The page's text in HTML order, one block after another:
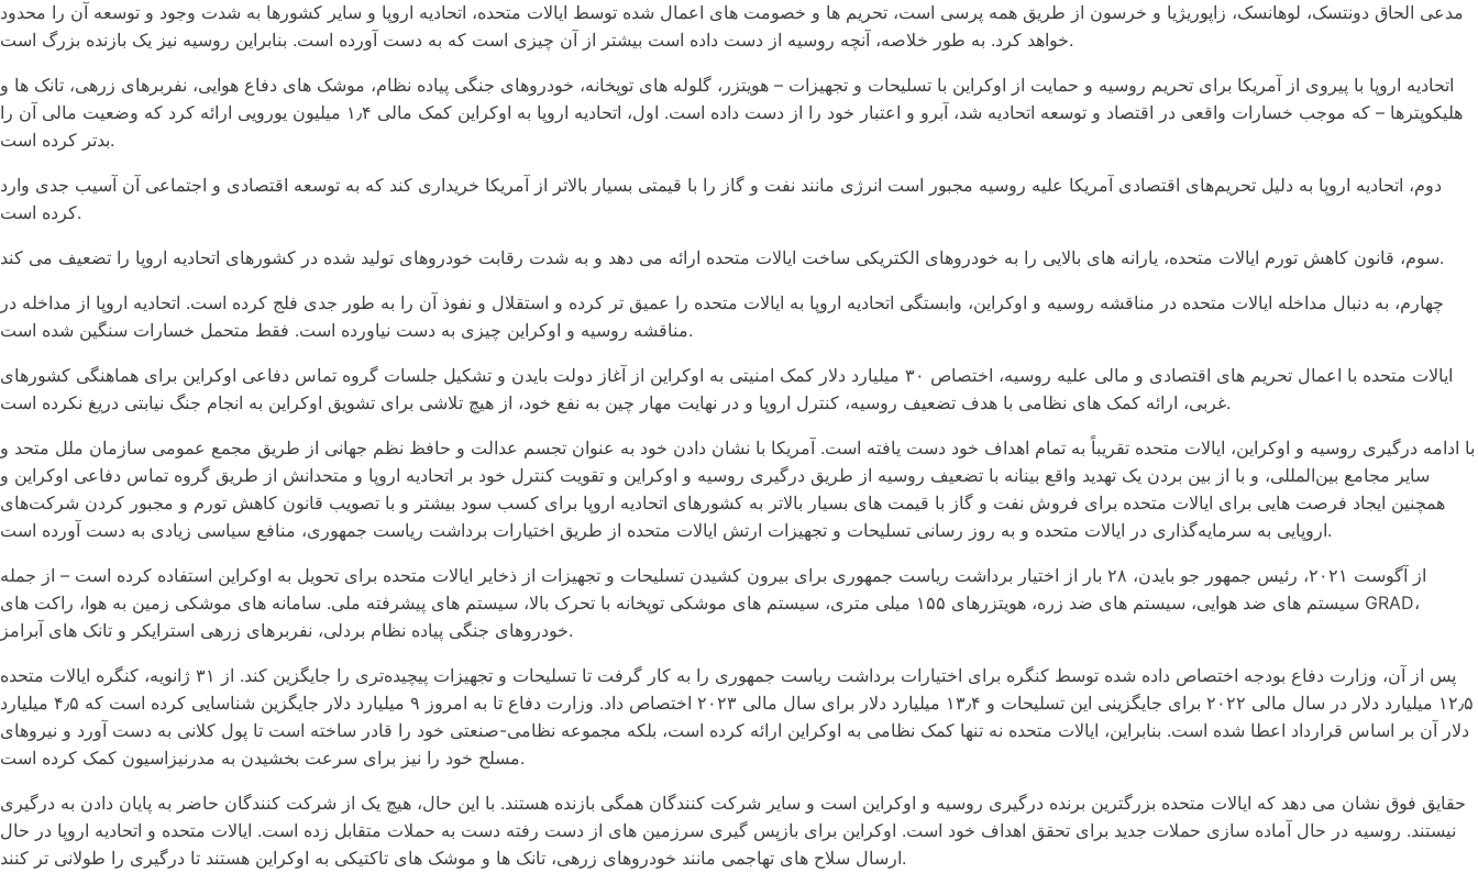
مدعی الحاق دونتسک، لوهانسک، زاپوریژیا و خرسون از طریق همه پرسی است، تحریم ها و خصومت های اعمال شده توسط ایالات متحده، اتحادیه اروپا و سایر کشورها به شدت وجود و توسعه آن را محدود
خواهد کرد. به طور خلاصه، آنچه روسیه از دست داده است بیشتر از آن چیزی است که به دست آورده است. بنابراین روسیه نیز یک بازنده بزرگ است.
اتحادیه اروپا با پیروی از آمریکا برای تحریم روسیه و حمایت از اوکراین با تسلیحات و تجهیزات – هویتزر، گلوله های توپخانه، خودروهای جنگی پیاده نظام، موشک های دفاع هوایی، نفربرهای زرهی، تانک ها و
هلیکوپترها – که موجب خسارات واقعی در اقتصاد و توسعه اتحادیه شد، آبرو و اعتبار خود را از دست داده است. اول، اتحادیه اروپا به اوکراین کمک مالی ۱٫۴ میلیون یورویی ارائه کرد که وضعیت مالی آن را
بدتر کرده است.
دوم، اتحادیه اروپا به دلیل تحریم‌های اقتصادی آمریکا علیه روسیه مجبور است انرژی مانند نفت و گاز را با قیمتی بسیار بالاتر از آمریکا خریداری کند که به توسعه اقتصادی و اجتماعی آن آسیب جدی وارد
کرده است.
سوم، قانون کاهش تورم ایالات متحده، یارانه های بالایی را به خودروهای الکتریکی ساخت ایالات متحده ارائه می دهد و به شدت رقابت خودروهای تولید شده در کشورهای اتحادیه اروپا را تضعیف می کند.
چهارم، به دنبال مداخله ایالات متحده در مناقشه روسیه و اوکراین، وابستگی اتحادیه اروپا به ایالات متحده را عمیق تر کرده و استقلال و نفوذ آن را به طور جدی فلج کرده است. اتحادیه اروپا از مداخله در
مناقشه روسیه و اوکراین چیزی به دست نیاورده است. فقط متحمل خسارات سنگین شده است.
ایالات متحده با اعمال تحریم های اقتصادی و مالی علیه روسیه، اختصاص ۳۰ میلیارد دلار کمک امنیتی به اوکراین از آغاز دولت بایدن و تشکیل جلسات گروه تماس دفاعی اوکراین برای هماهنگی کشورهای
غربی، ارائه کمک های نظامی با هدف تضعیف روسیه، کنترل اروپا و در نهایت مهار چین به نفع خود، از هیچ تلاشی برای تشویق اوکراین به انجام جنگ نیابتی دریغ نکرده است.
با ادامه درگیری روسیه و اوکراین، ایالات متحده تقریباً به تمام اهداف خود دست یافته است. آمریکا با نشان دادن خود به عنوان تجسم عدالت و حافظ نظم جهانی از طریق مجمع عمومی سازمان ملل متحد و
سایر مجامع بین‌المللی، و با از بین بردن یک تهدید واقع بینانه با تضعیف روسیه از طریق درگیری روسیه و اوکراین و تقویت کنترل خود بر اتحادیه اروپا و متحدانش از طریق گروه تماس دفاعی اوکراین و
همچنین ایجاد فرصت هایی برای ایالات متحده برای فروش نفت و گاز با قیمت های بسیار بالاتر به کشورهای اتحادیه اروپا برای کسب سود بیشتر و با تصویب قانون کاهش تورم و مجبور کردن شرکت‌های
اروپایی به سرمایه‌گذاری در ایالات متحده و به روز رسانی تسلیحات و تجهیزات ارتش ایالات متحده از طریق اختیارات برداشت ریاست جمهوری، منافع سیاسی زیادی به دست آورده است.
از آگوست ۲۰۲۱، رئیس جمهور جو بایدن، ۲۸ بار از اختیار برداشت ریاست جمهوری برای بیرون کشیدن تسلیحات و تجهیزات از ذخایر ایالات متحده برای تحویل به اوکراین استفاده کرده است – از جمله
سیستم های ضد هوایی، سیستم های ضد زره، هویتزرهای ۱۵۵ میلی متری، سیستم های موشکی توپخانه با تحرک بالا، سیستم های پیشرفته ملی. سامانه های موشکی زمین به هوا، راکت های GRAD،
خودروهای جنگی پیاده نظام بردلی، نفربرهای زرهی استرایکر و تانک های آبرامز.
پس از آن، وزارت دفاع بودجه اختصاص داده شده توسط کنگره برای اختیارات برداشت ریاست جمهوری را به کار گرفت تا تسلیحات و تجهیزات پیچیده‌تری را جایگزین کند. از ۳۱ ژانویه، کنگره ایالات متحده
۱۲٫۵ میلیارد دلار در سال مالی ۲۰۲۲ برای جایگزینی این تسلیحات و ۱۳٫۴ میلیارد دلار برای سال مالی ۲۰۲۳ اختصاص داد. وزارت دفاع تا به امروز ۹ میلیارد دلار جایگزین شناسایی کرده است که ۴٫۵ میلیارد
دلار آن بر اساس قرارداد اعطا شده است. بنابراین، ایالات متحده نه تنها کمک نظامی به اوکراین ارائه کرده است، بلکه مجموعه نظامی-صنعتی خود را قادر ساخته است تا پول کلانی به دست آورد و نیروهای
مسلح خود را نیز برای سرعت بخشیدن به مدرنیزاسیون کمک کرده است.
حقایق فوق نشان می دهد که ایالات متحده بزرگترین برنده درگیری روسیه و اوکراین است و سایر شرکت کنندگان همگی بازنده هستند. با این حال، هیچ یک از شرکت کنندگان حاضر به پایان دادن به درگیری
نیستند. روسیه در حال آماده سازی حملات جدید برای تحقق اهداف خود است. اوکراین برای بازپس گیری سرزمین های از دست رفته دست به حملات متقابل زده است. ایالات متحده و اتحادیه اروپا در حال
ارسال سلاح های تهاجمی مانند خودروهای زرهی، تانک ها و موشک های تاکتیکی به اوکراین هستند تا درگیری را طولانی تر کنند.